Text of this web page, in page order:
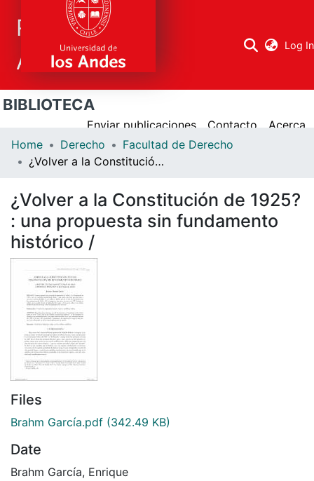
Repositorio
Académico
Log In
Research
All Repository
BIBLIOTECA
Enviar publicaciones Contacto
Acerca
Home
Derecho
Facultad de Derecho
¿Volver a la Constitución de 1925? : una propuesta sin fundamento histórico /
¿Volver a la Constitución de 1925?
: una propuesta sin fundamento
histórico /
Files
Brahm García.pdf (342.49 KB)
Date
Brahm García, Enrique